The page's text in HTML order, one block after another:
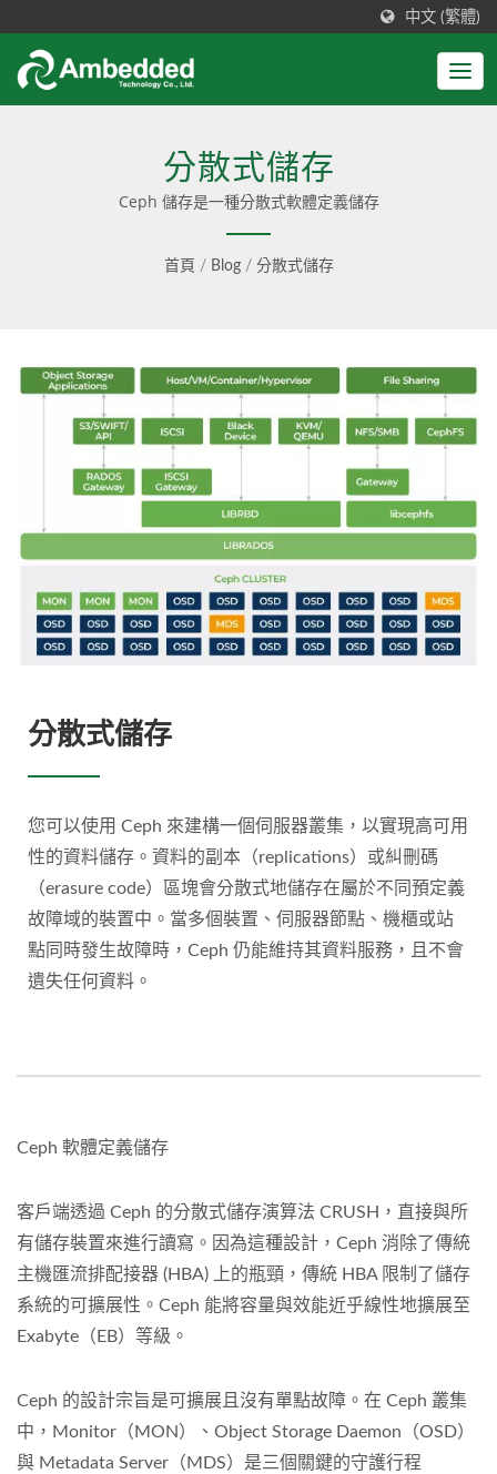
中文 (繁體)
分散式儲存
Ceph 儲存是一種分散式軟體定義儲存
首頁 / Blog / 分散式儲存
分散式儲存
您可以使用 Ceph 來建構一個伺服器叢集，以實現高可用
性的資料儲存。資料的副本（replications）或糾刪碼
（erasure code）區塊會分散式地儲存在屬於不同預定義
故障域的裝置中。當多個裝置、伺服器節點、機櫃或站
點同時發生故障時，Ceph 仍能維持其資料服務，且不會
遺失任何資料。
Ceph 軟體定義儲存
客戶端透過 Ceph 的分散式儲存演算法 CRUSH，直接與所
有儲存裝置來進行讀寫。因為這種設計，Ceph 消除了傳統
主機匯流排配接器 (HBA) 上的瓶頸，傳統 HBA 限制了儲存
系統的可擴展性。Ceph 能將容量與效能近乎線性地擴展至
Exabyte（EB）等級。
Ceph 的設計宗旨是可擴展且沒有單點故障。在 Ceph 叢集
中，Monitor（MON）、Object Storage Daemon（OSD）
與 Metadata Server（MDS）是三個關鍵的守護行程